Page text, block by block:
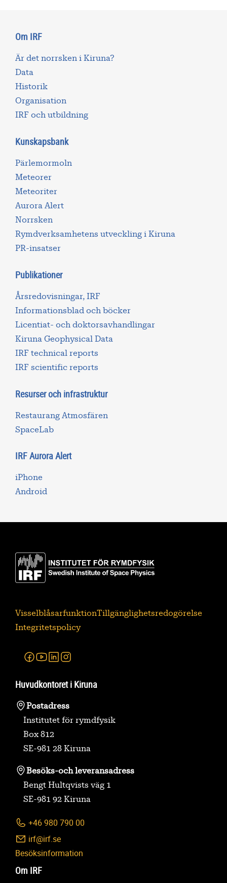
Om IRF
Är det norrsken i Kiruna?
Data
Historik
Organisation
IRF och utbildning
Kunskapsbank
Pärlemormoln
Meteorer
Meteoriter
Aurora Alert
Norrsken
Rymdverksamhetens utveckling i Kiruna
PR-insatser
Publikationer
Årsredovisningar, IRF
Informationsblad och böcker
Licentiat- och doktorsavhandlingar
Kiruna Geophysical Data
IRF technical reports
IRF scientific reports
Resurser och infrastruktur
Restaurang Atmosfären
SpaceLab
IRF Aurora Alert
iPhone
Android
VisselblåsarfunktionTillgänglighetsredogörelse
Integritetspolicy
Facebook
Youtube
Linkedin
Huvudkontoret i Kiruna
Postadress
Institutet för rymdfysik
Box 812
SE-981 28 Kiruna
Besöks-och leveransadress
Bengt Hultqvists väg 1
SE-981 92 Kiruna
+46 980 790 00
irf@irf.se
Besöksinformation
Om IRF